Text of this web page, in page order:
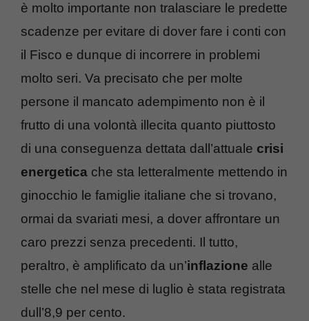
è molto importante non tralasciare le predette
scadenze per evitare di dover fare i conti con
il Fisco e dunque di incorrere in problemi
molto seri. Va precisato che per molte
persone il mancato adempimento non è il
frutto di una volontà illecita quanto piuttosto
di una conseguenza dettata dall’attuale crisi
energetica che sta letteralmente mettendo in
ginocchio le famiglie italiane che si trovano,
ormai da svariati mesi, a dover affrontare un
caro prezzi senza precedenti. Il tutto,
peraltro, è amplificato da un’inflazione alle
stelle che nel mese di luglio è stata registrata
dull’8,9 per cento.